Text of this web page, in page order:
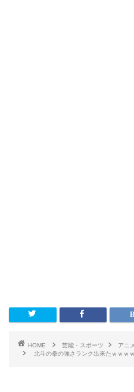
HOME 芸能・スポーツ
アニ
北斗の拳の強さランク出来たｗｗｗ